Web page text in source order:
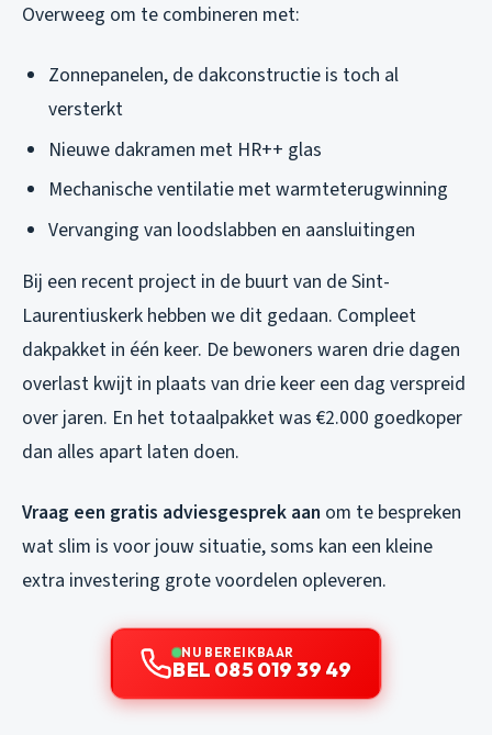
Overweeg om te combineren met:
Zonnepanelen, de dakconstructie is toch al
versterkt
Nieuwe dakramen met HR++ glas
Mechanische ventilatie met warmteterugwinning
Vervanging van loodslabben en aansluitingen
Bij een recent project in de buurt van de Sint-
Laurentiuskerk hebben we dit gedaan. Compleet
dakpakket in één keer. De bewoners waren drie dagen
overlast kwijt in plaats van drie keer een dag verspreid
over jaren. En het totaalpakket was €2.000 goedkoper
dan alles apart laten doen.
Vraag een gratis adviesgesprek aan om te bespreken
wat slim is voor jouw situatie, soms kan een kleine
extra investering grote voordelen opleveren.
NU BEREIKBAAR
BEL 085 019 39 49